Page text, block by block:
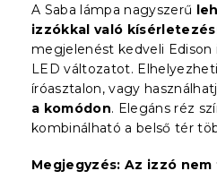
A Saba lámpa nagyszerű
izzókkal való
megjelenést kedveli Edison
LED változatot.
íróasztalon, vagy
a komódon. Elegáns réz
kombinálható a belső tér
Megjegyzés: Az izzó